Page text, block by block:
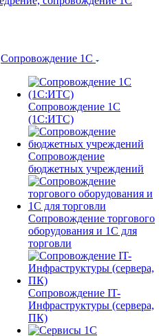
Сопровождение 1С
Сопровождение 1С
(1С:ИТС)
Сопровождение
бюджетных учреждений
Сопровождение торгового
оборудования и 1С для
торговли
Сопровождение IT-
Инфраструктуры (сервера,
ПК)